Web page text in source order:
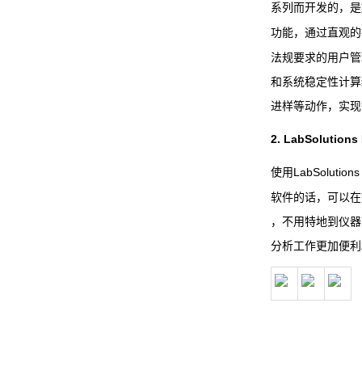
系列而开发的，
功能，通过直观
法规要求的用户
和系统稳定性计
进样等动作，实
2. LabSolutions
使用
软件的话，可以
，不用特地到仪
分析工作更加便